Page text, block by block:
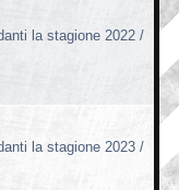
la stagione 2022 /
la stagione 2023 /